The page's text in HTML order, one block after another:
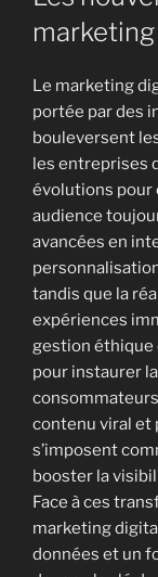
Le marketing
portée par des
bouleversent
les entreprises
évolutions pour
audience
avancées en
tandis que la
expériences
gestion éthique
pour instaurer
contenu viral et
s’imposent
booster la
Face à ces
marketing
données et un